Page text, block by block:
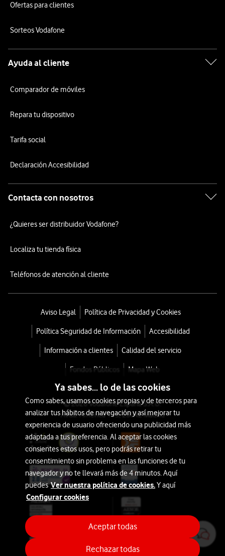
Ofertas para clientes
Sorteos Vodafone
Ayuda al cliente
Comparador de móviles
Repara tu dispositivo
Tarifa social
Declaración Accesibilidad
Contacta con nosotros
¿Quieres ser distribuidor Vodafone?
Localiza tu tienda física
Teléfonos de atención al cliente
Aviso Legal Política de Privacidad y Cookies
Política Seguridad de Información Accesibilidad
Información a clientes Calidad del servicio
Fondos Públicos Mapa Web
© 2026 Vodafone España S.A.U.
Avda. América 115, 28042 Madrid
Ya sabes... lo de las cookies
Como sabes, usamos cookies propias y de terceros para
analizar tus hábitos de navegación y así mejorar tu
experiencia de usuario ofreciendo una publicidad más
adaptada a tus preferencia. Al aceptar las cookies
consientes estos usos, pero podrás retirar tu
consentimiento sin problema en las funciones de tu
navegador y no te llevará más de 4 minutos. Aquí
puedesVer nuestra política de cookies.Y aquí
Configurar cookies
Rechazar todas
Aceptar todas